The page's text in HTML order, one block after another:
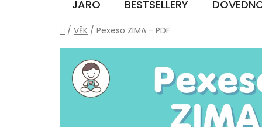
JARO BESTSELLERY
Domů
/ VĚK / Pexeso ZIMA - PDF